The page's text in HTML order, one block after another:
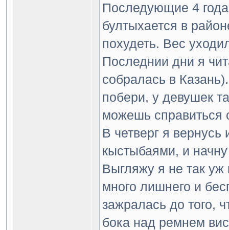
Последующие 4
бултыхается в
похудеть. Вес
Последнии дни я
собралась в
побери, у девушек
можешь справиться
В четверг я
кыстыбаями, и начну
Выгляжу я не так уж
много лишнего и
зажралась до того,
бока над ремнем